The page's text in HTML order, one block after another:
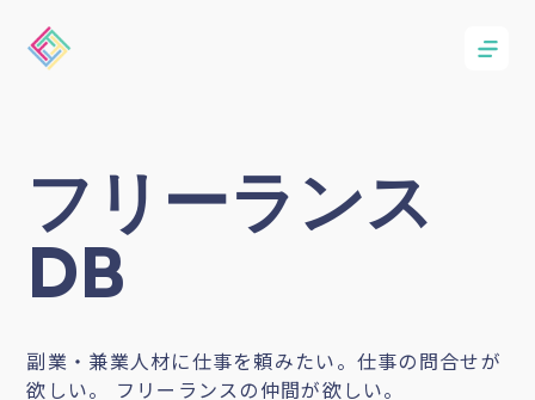
フリーランス
DB
副業・兼業人材に仕事を頼みたい。仕事の問合せが
欲しい。 フリーランスの仲間が欲しい。